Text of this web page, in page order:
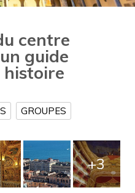
centre
guide
GROUPES
+3